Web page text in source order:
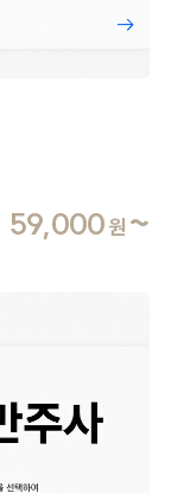
59,000 원 ~